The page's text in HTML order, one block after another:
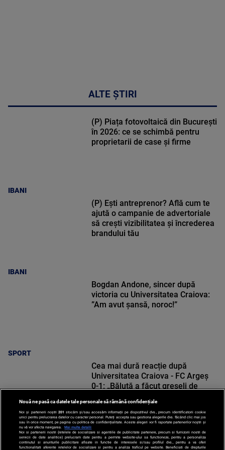
ALTE ȘTIRI
IBANI
(P) Piața fotovoltaică din București
în 2026: ce se schimbă pentru
proprietarii de case și firme
IBANI
(P) Ești antreprenor? Află cum te
ajută o campanie de advertoriale
să crești vizibilitatea și încrederea
brandului tău
SPORT
Bogdan Andone, sincer după
victoria cu Universitatea Craiova:
”Am avut șansă, noroc!”
SPORT
Cea mai dură reacție după
Universitatea Craiova - FC Argeș
0-1: „Băluță a făcut greșeli de
Nouă ne pasă ca datele tale personale să rămână confidențiale
Noi și partenerii noștri 201 stocăm și/sau accesăm informații pe dispozitivul dvs., precum identificatorii cookie
unici pentru prelucrarea datelor cu caracter personal. Puteți accepta sau gestiona alegerile dvs. făcând clic mai jos
sau în orice moment, pe pagina cu politica de confidențialitate. Aceste alegeri vor fi raportate partenerilor noștri și
nu vă vor afecta navigarea.
Mai multe detalii
Noi si partenerii nostri (retelele de socializare si agentiile de publicitate partenere, precum si furnizorii nostri de
servicii de date analitice) prelucram date pentru a permite website-ului sa functioneze, pentru a personaliza
continutul si anunturile publicitare afisate in functie de interesele si/sau profilul dvs., pentru a va oferi
functionalitati aferente retelelor de socializare si pentru a analiza traficul pe website. Beneficiati de drepturile